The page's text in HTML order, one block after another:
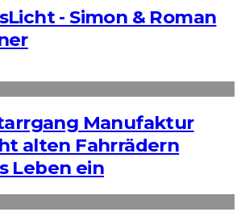
- Simon & Roman
Manufaktur
alten Fahrrädern
Leben ein